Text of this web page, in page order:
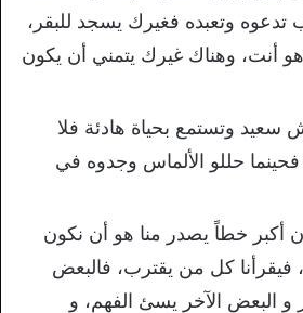
تدعوه وتعبده فغيرك يسجد للبقر،
أنت، وهناك غيرك يتمني أن يكون
سعيد وتستمع بحياة هادئة فلا
حللو الألماس وجدوه في
أكبر خطاً يصدر منا هو أن نكون
فيقرأنا كل من يقترب، فالبعض
و البعض الآخر يسئ الفهم، و